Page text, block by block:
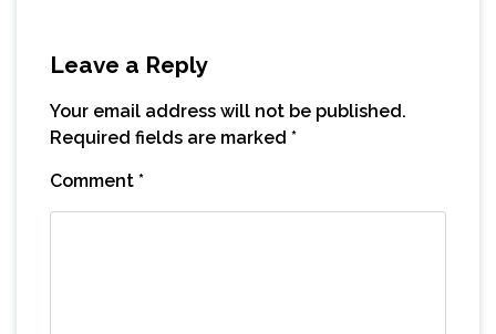
Leave a Reply
Your email address will not be published.
Required fields are marked *
Comment *